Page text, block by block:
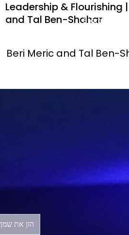
Leadership & Flourishing
and Tal Ben-Shahar
Beri Meric and Tal Ben-
Start Now